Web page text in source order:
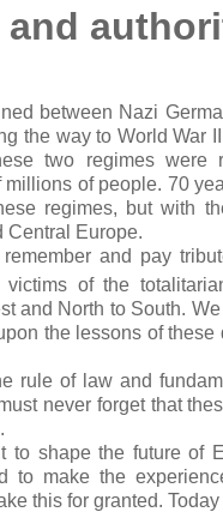
between Nazi
the way to World War
two regimes were
of people. 70
regimes, but with
Central Europe.
and pay
victims of the
and North to South.
the lessons of these
rule of law and
never forget that
to shape the future of
to make the
this for granted.